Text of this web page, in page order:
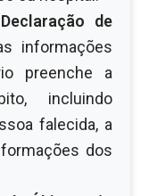
de
informações
preenche a
incluindo
falecida, a
dos